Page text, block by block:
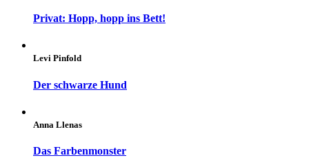
Privat: Hopp, hopp ins Bett!
Levi Pinfold
Der schwarze Hund
Anna Llenas
Das Farbenmonster